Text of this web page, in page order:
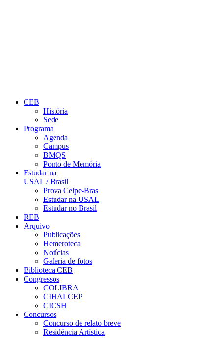
CEB
História
Sede
Programa
Agenda
Campus
BMQS
Ponto de Memória
Estudar na
USAL / Brasil
Prova Celpe-Bras
Estudar na USAL
Estudar no Brasil
REB
Arquivo
Publicações
Hemeroteca
Notícias
Galeria de fotos
Biblioteca CEB
Congressos
COLIBRA
CIHALCEP
CICSH
Concursos
Concurso de relato breve
Residência Artística